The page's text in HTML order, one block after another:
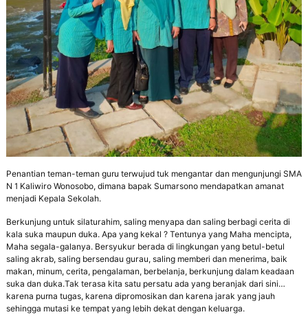
Penantian teman-teman guru terwujud tuk mengantar dan mengunjungi SMA
N 1 Kaliwiro Wonosobo, dimana bapak Sumarsono mendapatkan amanat
menjadi Kepala Sekolah.
Berkunjung untuk silaturahim, saling menyapa dan saling berbagi cerita di
kala suka maupun duka. Apa yang kekal ? Tentunya yang Maha mencipta,
Maha segala-galanya. Bersyukur berada di lingkungan yang betul-betul
saling akrab, saling bersendau gurau, saling memberi dan menerima, baik
makan, minum, cerita, pengalaman, berbelanja, berkunjung dalam keadaan
suka dan duka.Tak terasa kita satu persatu ada yang beranjak dari sini…
karena purna tugas, karena dipromosikan dan karena jarak yang jauh
sehingga mutasi ke tempat yang lebih dekat dengan keluarga.